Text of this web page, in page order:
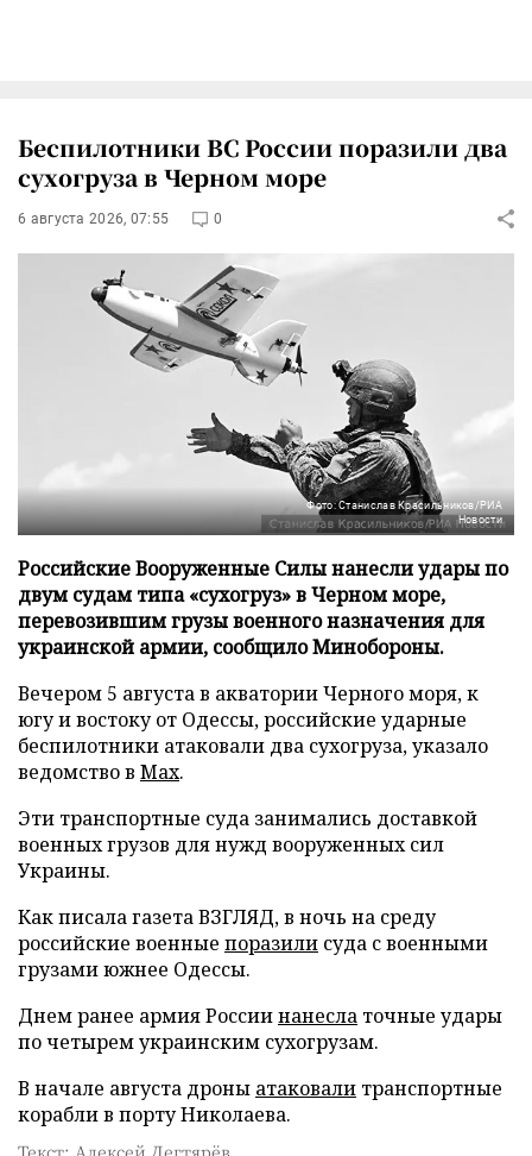
Беспилотники ВС России поразили два
сухогруза в Черном море
6 августа 2026, 07:55 0
Фото: Станислав Красильников/РИА
Новости
Российские Вооруженные Силы нанесли удары по
двум судам типа «сухогруз» в Черном море,
перевозившим грузы военного назначения для
украинской армии, сообщило Минобороны.
Вечером 5 августа в акватории Черного моря, к
югу и востоку от Одессы, российские ударные
беспилотники атаковали два сухогруза, указало
ведомство в Max.
Эти транспортные суда занимались доставкой
военных грузов для нужд вооруженных сил
Украины.
Как писала газета ВЗГЛЯД, в ночь на среду
российские военные поразили суда с военными
грузами южнее Одессы.
Днем ранее армия Россиинанесла точные удары
по четырем украинским сухогрузам.
В начале августа дроны атаковали транспортные
корабли в порту Николаева.
Текст: Алексей Дегтярёв